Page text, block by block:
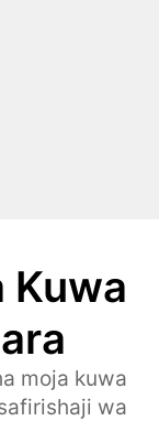
Kuwa
moja kuwa
wa